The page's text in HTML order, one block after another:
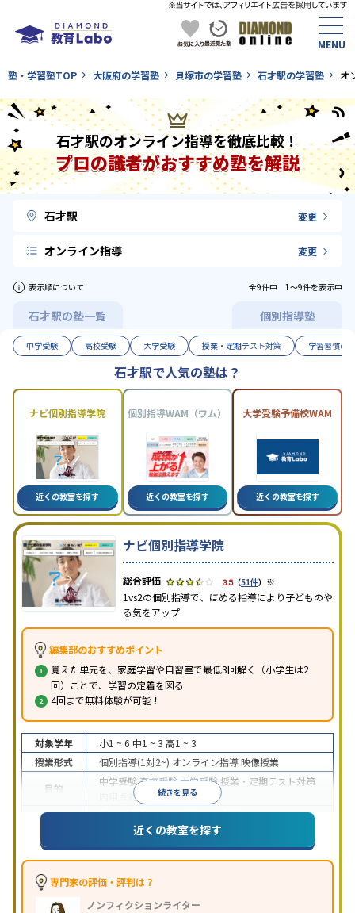
塾・学習塾TOP 大阪府の学習塾 貝塚市の学習塾 石才駅の学習塾 オ
石才駅のオンライン指導を徹底比較！
プロの識者がおすすめ塾を解説
石才駅 変更
オンライン指導 変更
表示順について 全9件中 1〜9件を表示中
石才駅の塾一覧 個別指導塾
中学受験 高校受験 大学受験 授業・定期テスト対策 学習習慣の
石才駅で人気の塾は？
ナビ個別指導学院
近くの教室を探す
個別指導WAM（ワム）
近くの教室を探す
大学受験予備校WAM
近くの教室を探す
ナビ個別指導学院
3.5（51件） ※
1vs2の個別指導で、ほめる指導により子どものや
る気をアップ
編集部のおすすめポイント
覚えた単元を、家庭学習や自習室で最低3回解く（小学生は2
回）ことで、学習の定着を図る
4回まで無料体験が可能！
続きを見る
対象学年 小1 ~ 6 中1 ~ 3 高1 ~ 3
授業形式
個別指導(1対2~) オンライン指導映像授業
目的
中学受験高校受験大学受験 授業・定期テスト対策
内申点対策
学習習慣の定着
成績保証制度あり授業の振替可能オンライン対応
1科目から受講可能季節講習のみの受講可
※2023年3月調査。小学校高学年の個別指導塾アンケート調査方法を参
近くの教室を探す
専門家の評価・評判は？
ノンフィクションライター